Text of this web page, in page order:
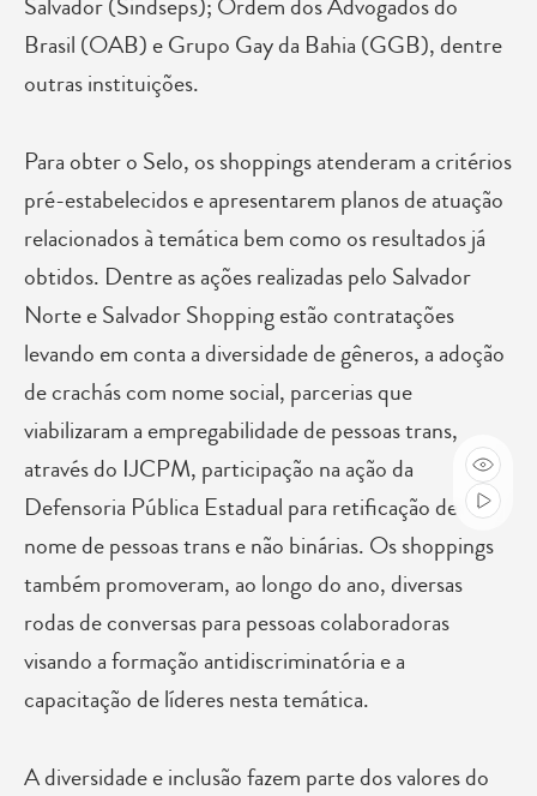
Brasil (OAB) e Grupo Gay da Bahia (GGB), dentre
outras instituições.
Para obter o Selo, os shoppings atenderam a critérios
pré-estabelecidos e apresentarem planos de atuação
relacionados à temática bem como os resultados já
obtidos. Dentre as ações realizadas pelo Salvador
Norte e Salvador Shopping estão contratações
levando em conta a diversidade de gêneros, a adoção
de crachás com nome social, parcerias que
viabilizaram a empregabilidade de pessoas trans,
através do IJCPM, participação na ação da
Defensoria Pública Estadual para retificação de
nome de pessoas trans e não binárias. Os shoppings
também promoveram, ao longo do ano, diversas
rodas de conversas para pessoas colaboradoras
visando a formação antidiscriminatória e a
capacitação de líderes nesta temática.
A diversidade e inclusão fazem parte dos valores do